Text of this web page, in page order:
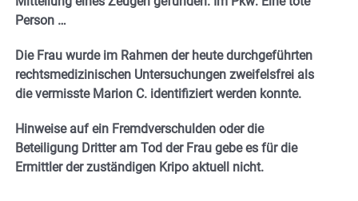
Person …
Die Frau wurde im Rahmen der heute durchgeführten
rechtsmedizinischen Untersuchungen zweifelsfrei als
die vermisste Marion C. identifiziert werden konnte.
Hinweise auf ein Fremdverschulden oder die
Beteiligung Dritter am Tod der Frau gebe es für die
Ermittler der zuständigen Kripo aktuell nicht.